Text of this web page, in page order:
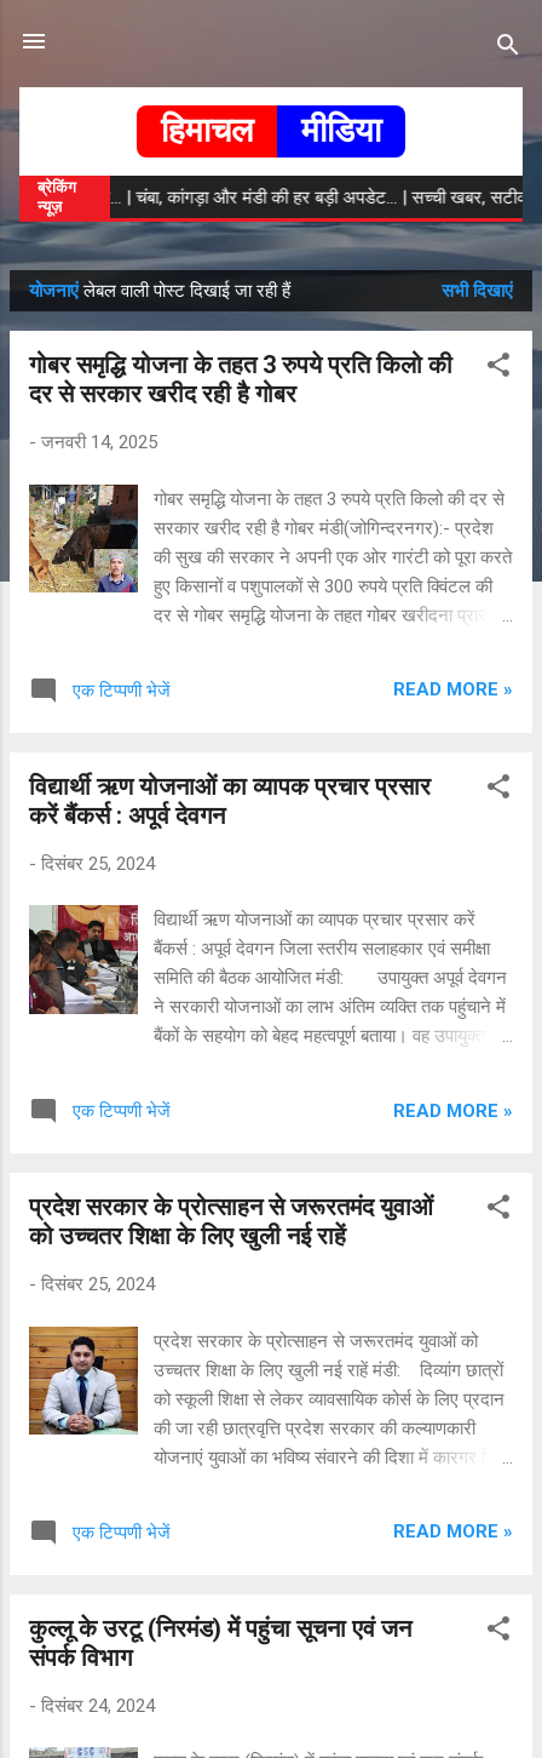
हिमाचल मीडिया
ब्रेकिंग
न्यूज़
की ताजा खबरें... | चंबा, कांगड़ा और मंडी की हर बड़ी अपडेट... | सच्ची खबर, सटीक
सं
दे
योजनाएंलेबल वाली पोस्ट दिखाई जा रही हैं सभी दिखाएं
गोबर समृद्धि योजना के तहत 3 रुपये प्रति किलो की
दर से सरकार खरीद रही है गोबर
- जनवरी 14, 2025
गोबर समृद्धि योजना के तहत 3 रुपये प्रति किलो की दर से
सरकार खरीद रही है गोबर मंडी(जोगिन्दरनगर):- प्रदेश
की सुख की सरकार ने अपनी एक ओर गारंटी को पूरा करते
हुए किसानों व पशुपालकों से 300 रुपये प्रति क्विंटल की
दर से गोबर समृद्धि योजना के तहत गोबर खरीदना प्रारंभ
हस्तांतरण के माध्यम से एक लाख रुपये वितरित किये हैं तो
लाभान्वित हुए हैं। प्रदेश सरकार ने कृषि विभाग के माध्यम
से जोगिन्दर नगर के सेरी गांव निवासी लक्ष्मण दास, भाग
प्रति क्विंटल 300 रुपये की दर से धनराशि उनके बैंक
खातों में प्राप्त हो चुकी है। सरकार के इस अहम कदम से
न केवल प्रदेश के किसानों व पशु पालकों को गोबर खरीद
के माध्यम से आर्थिक लाभ सुनिश्चित हुआ है बल्कि पशु
पालकों का गोबर प्राकृतिक खाद तैयार करने में भी
एक टिप्पणी भेजें READ MORE »
विद्यार्थी ऋण योजनाओं का व्यापक प्रचार प्रसार
करें बैंकर्स : अपूर्व देवगन
- दिसंबर 25, 2024
विद्यार्थी ऋण योजनाओं का व्यापक प्रचार प्रसार करें
बैंकर्स : अपूर्व देवगन जिला स्तरीय सलाहकार एवं समीक्षा
समिति की बैठक आयोजित मंडी: उपायुक्त अपूर्व देवगन
ने सरकारी योजनाओं का लाभ अंतिम व्यक्ति तक पहुंचाने में
बैंकों के सहयोग को बेहद महत्वपूर्ण बताया। वह उपायुक्त
उन्होंने बैंक अधिकारियों से सरकार की कल्याणकारी
जागरूकता शिविरों में विद्यार्थी ऋण योजनाओं विशेषकर
यशवंत सिंह परमार विद्यार्थी ऋण योजना का व्यापक प्रचार
पंचायती राज संस्थाओं और शहरी निकायों के प्रतिनिधियों
की सहभागिता भी सुनिश्चित करने निर्देश दिए।उपायुक्त ने
एस सी एस टी निगम के पास लंबित मामलों को बैंक
अधिकारियों के साथ मिलकर शीघ्र प्रोसेस करने के
निर्देश भी दिए। उपायुक्त ने कहा कि बैंकों ...
एक टिप्पणी भेजें READ MORE »
प्रदेश सरकार के प्रोत्साहन से जरूरतमंद युवाओं
को उच्चतर शिक्षा के लिए खुली नई राहें
- दिसंबर 25, 2024
प्रदेश सरकार के प्रोत्साहन से जरूरतमंद युवाओं को
उच्चतर शिक्षा के लिए खुली नई राहें मंडी: दिव्यांग छात्रों
को स्कूली शिक्षा से लेकर व्यावसायिक कोर्स के लिए प्रदान
की जा रही छात्रवृत्ति प्रदेश सरकार की कल्याणकारी
योजनाएं युवाओं का भविष्य संवारने की दिशा में कारगर सिद्ध
शिक्षा प्राप्त करने की दिशा में नई राहें खुली हैं। दिव्यांग
संस्थानों से नियमित शिक्षा ग्रहण कर रहे 40 प्रतिशत या
रुपए तथा छात्रावास में रहने वालों को 1875 रुपए
एक टिप्पणी भेजें READ MORE »
कुल्लू के उरटू (निरमंड) में पहुंचा सूचना एवं जन
संपर्क विभाग
- दिसंबर 24, 2024